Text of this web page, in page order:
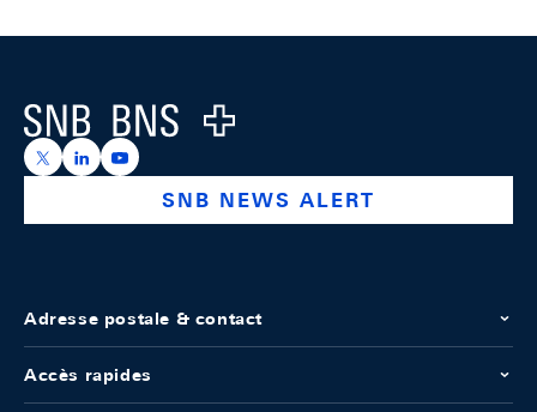
Logo
https://x.com/snb_bns
https://ch.linkedin.com/company/swiss-national-
https://www.youtube.com/@swissnationalbank
SNB NEWS ALERT
Adresse postale & contact
Accès rapides